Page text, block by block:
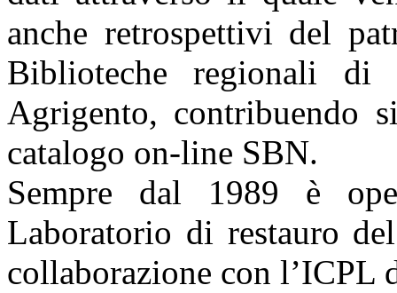
anche retrospettivi del
Biblioteche regionali di
Agrigento, contribuendo
catalogo on-line SBN.
Sempre dal 1989 è
Laboratorio di restauro
collaborazione con l’ICPL